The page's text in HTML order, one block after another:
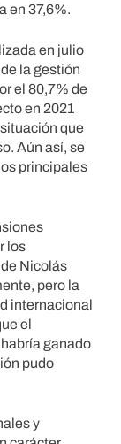
en 37,6%.
en julio
la gestión
el 80,7% de
en 2021
que
Aún así, se
principales
los
Nicolás
pero la
internacional
el
ganado
pudo
y